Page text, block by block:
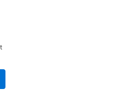
geautomatiseerde back-
back-ups configureren voor